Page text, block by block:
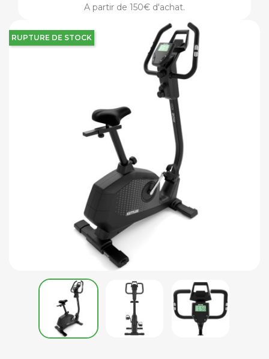
RUPTURE DE STOCK
A partir de 150€ d'achat.